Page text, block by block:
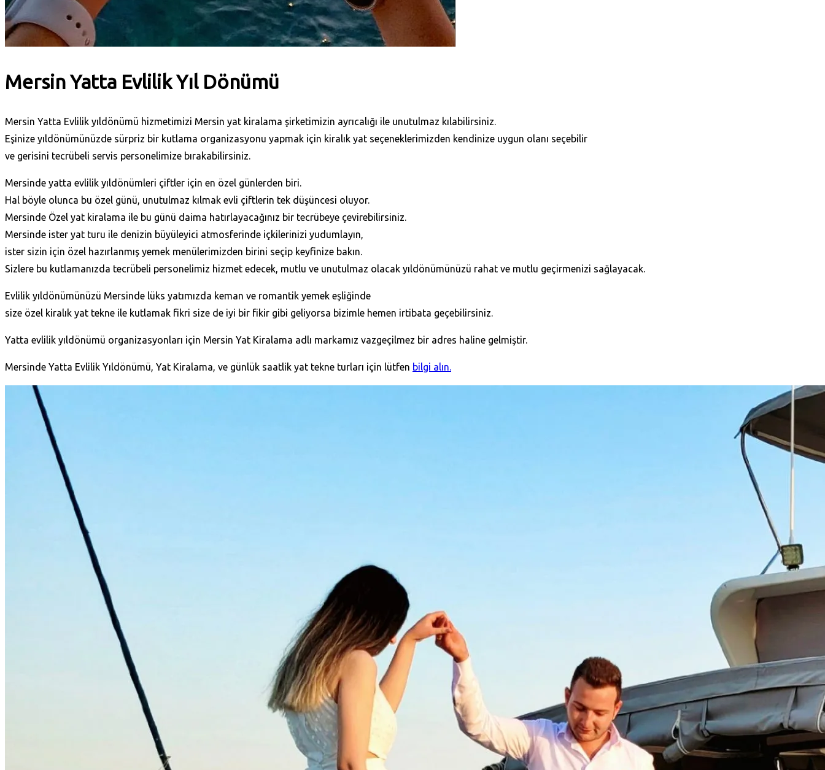
Mersin Yatta Evlilik Yıl Dönümü
Mersin Yatta Evlilik yıldönümü hizmetimizi Mersin yat kiralama şirketimizin ayrıcalığı ile unutulmaz kılabilirsiniz.
Eşinize yıldönümünüzde sürpriz bir kutlama organizasyonu yapmak için kiralık yat seçeneklerimizden kendinize uygun olanı seçebilir
ve gerisini tecrübeli servis personelimize bırakabilirsiniz.
Mersinde yatta evlilik yıldönümleri çiftler için en özel günlerden biri.
Hal böyle olunca bu özel günü, unutulmaz kılmak evli çiftlerin tek düşüncesi oluyor.
Mersinde Özel yat kiralama ile bu günü daima hatırlayacağınız bir tecrübeye çevirebilirsiniz.
Mersinde ister yat turu ile denizin büyüleyici atmosferinde içkilerinizi yudumlayın,
ister sizin için özel hazırlanmış yemek menülerimizden birini seçip keyfinize bakın.
Sizlere bu kutlamanızda tecrübeli personelimiz hizmet edecek, mutlu ve unutulmaz olacak yıldönümünüzü rahat ve mutlu geçirmenizi sağlayacak.
Evlilik yıldönümünüzü Mersinde lüks yatımızda keman ve romantik yemek eşliğinde
size özel kiralık yat tekne ile kutlamak fikri size de iyi bir fikir gibi geliyorsa bizimle hemen irtibata geçebilirsiniz.
Yatta evlilik yıldönümü organizasyonları için Mersin Yat Kiralama adlı markamız vazgeçilmez bir adres haline gelmiştir.
Mersinde Yatta Evlilik Yıldönümü, Yat Kiralama, ve günlük saatlik yat tekne turları için lütfen bilgi alın.